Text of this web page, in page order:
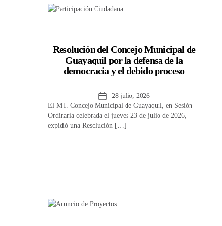
Resolución del Concejo Municipal de
Guayaquil por la defensa de la
democracia y el debido proceso
Fecha
de
la
entrada
28 julio, 2026
El M.I. Concejo Municipal de Guayaquil, en Sesión
Ordinaria celebrada el jueves 23 de julio de 2026,
expidió una Resolución […]